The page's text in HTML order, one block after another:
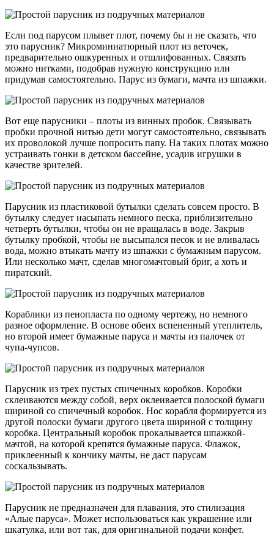
Если под парусом плывет плот, почему бы и не сказать, что
это парусник? Микроминиатюрный плот из веточек,
предварительно ошкуренных и отшлифованных. Связать
можно нитками, подобрав нужную конструкцию или
придумав самостоятельно. Парус из бумаги, мачта из шпажки.
Вот еще парусники – плоты из винных пробок. Связывать
пробки прочной нитью дети могут самостоятельно, связывать
их проволокой лучше попросить папу. На таких плотах можно
устраивать гонки в детском бассейне, усадив игрушки в
качестве зрителей.
Парусник из пластиковой бутылки сделать совсем просто. В
бутылку следует насыпать немного песка, приблизительно
четверть бутылки, чтобы он не вращалась в воде. Закрыв
бутылку пробкой, чтобы не высыпался песок и не вливалась
вода, можно втыкать мачту из шпажки с бумажным парусом.
Или несколько мачт, сделав многомачтовый бриг, а хоть и
пиратский.
Кораблики из пенопласта по одному чертежу, но немного
разное оформление. В основе обеих вспененный утеплитель,
но второй имеет бумажные паруса и мачты из палочек от
чупа-чупсов.
Парусник из трех пустых спичечных коробков. Коробки
склеиваются между собой, верх оклеивается полоской бумаги
шириной со спичечный коробок. Нос корабля формируется из
другой полоски бумаги другого цвета шириной с толщину
коробка. Центральный коробок прокалывается шпажкой-
мачтой, на которой крепятся бумажные паруса. Флажок,
приклеенный к кончику мачты, не даст парусам
соскальзывать.
Парусник не предназначен для плавания, это стилизация
«Алые паруса». Может использоваться как украшение или
шкатулка, или вот так, для оригинальной подачи конфет.